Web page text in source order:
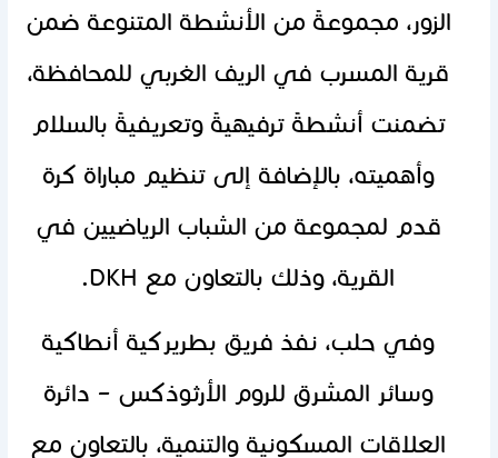
الزور، مجموعةً من الأنشطة المتنوعة ضمن
قرية المسرب في الريف الغربي للمحافظة،
تضمنت أنشطةً ترفيهيةً وتعريفيةً بالسلام
وأهميته، بالإضافة إلى تنظيم مباراة كرة
قدم لمجموعة من الشباب الرياضيين في
القرية، وذلك بالتعاون مع DKH.
وفي حلب، نفذ فريق بطريركية أنطاكية
وسائر المشرق للروم الأرثوذكس – دائرة
العلاقات المسكونية والتنمية، بالتعاون مع